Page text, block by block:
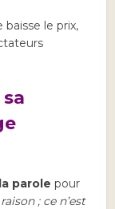
baisse le prix,
parolepour
; ce n’est